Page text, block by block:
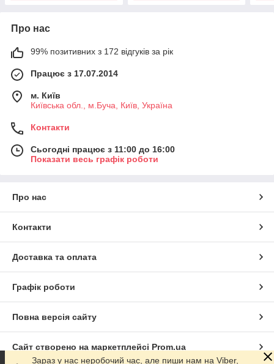
Про нас
99% позитивних з 172 відгуків за рік
Працює з 17.07.2014
м. Київ
Київська обл., м.Буча, Київ, Україна
Контакти
Сьогодні працює з 11:00 до 16:00
Показати весь графік роботи
Про нас
Контакти
Доставка та оплата
Графік роботи
Повна версія сайту
Сайт створено на маркетплейсі Prom.ua
Зараз у нас неробочий час, але пиши нам на Viber,